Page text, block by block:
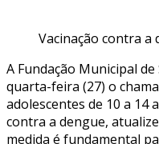
Vacinação contra a
A Fundação Municipal
quarta-feira (27) o
adolescentes de 10 a 14
contra a dengue,
medida é fundamental